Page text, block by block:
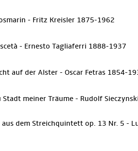
- Fritz Kreisler 1875-1962
- Ernesto Tagliaferri 1888-1937
auf der Alster - Oscar Fetras 1854-
Stadt meiner Träume - Rudolf
dem Streichquintett op. 13 Nr. 5 -